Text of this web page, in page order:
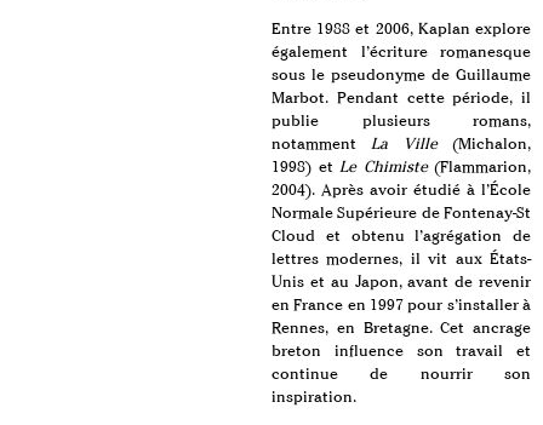
Entre 1988 et 2006, Kaplan explore
également l’écriture romanesque
sous le pseudonyme de Guillaume
Marbot. Pendant cette période, il
publie plusieurs romans,
notammentLa Ville(Michalon,
1998) et Le Chimiste(Flammarion,
2004). Après avoir étudié à l’École
Normale Supérieure de Fontenay-St
Cloud et obtenu l’agrégation de
lettres modernes, il vit aux États-
Unis et au Japon, avant de revenir
en France en 1997 pour s’installer à
Rennes, en Bretagne. Cet ancrage
breton influence son travail et
continue de nourrir son
inspiration.